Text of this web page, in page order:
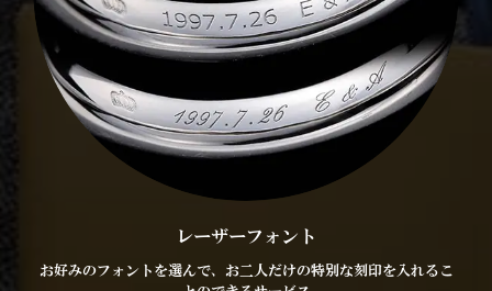
レーザーフォント
お好みのフォントを選んで、お二人だけの特別な刻印を入れるこ